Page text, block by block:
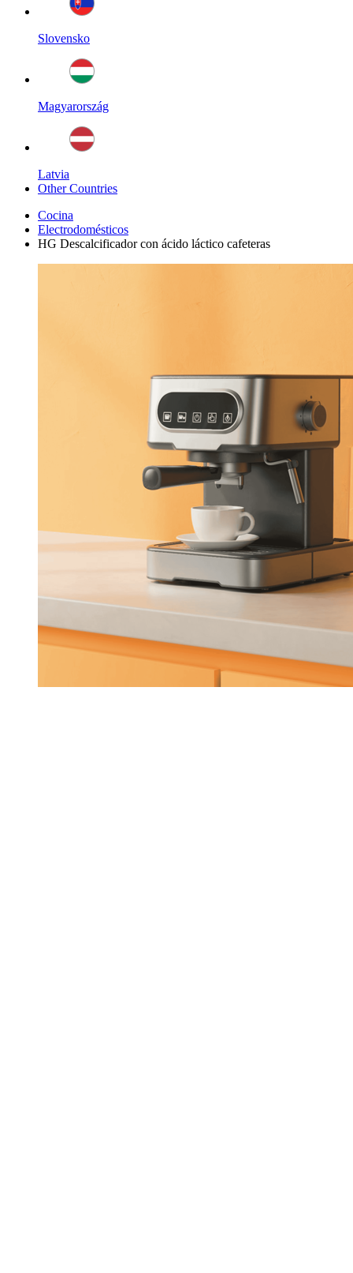
Slovensko
Magyarország
Latvia
Other Countries
Cocina
Electrodomésticos
HG Descalcificador con ácido láctico cafeteras